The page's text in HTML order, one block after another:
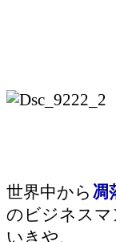
世界中から 凋
のビジネスマ
いきや、